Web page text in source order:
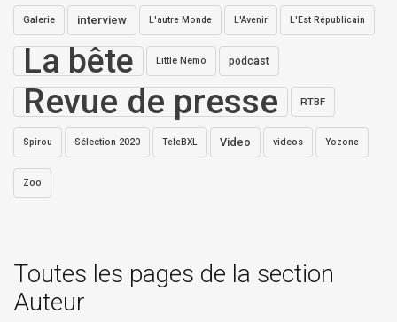
Galerie interview L'autre Monde L'Avenir L'Est Républicain
La bête Little Nemo podcast
Revue de presse RTBF
Spirou Sélection 2020 TeleBXL Video videos Yozone
Zoo
Toutes les pages de la section
Auteur